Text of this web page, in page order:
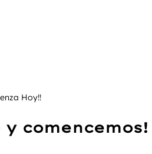
Hoy!!
y comencemos!